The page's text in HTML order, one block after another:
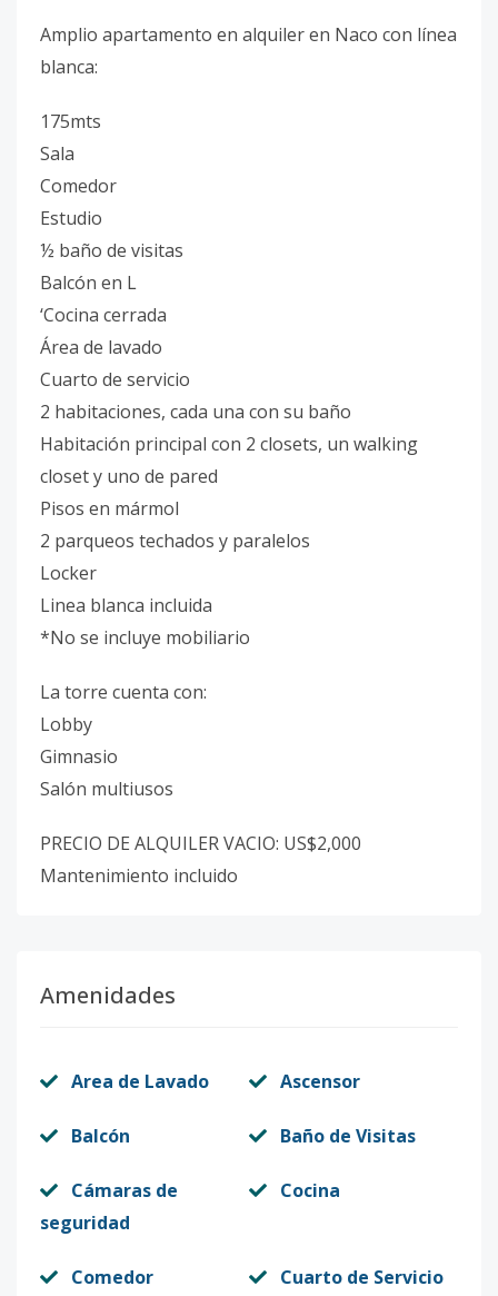
Amplio apartamento en alquiler en Naco con línea
blanca:
175mts
Sala
Comedor
Estudio
½ baño de visitas
Balcón en L
‘Cocina cerrada
Área de lavado
Cuarto de servicio
2 habitaciones, cada una con su baño
Habitación principal con 2 closets, un walking
closet y uno de pared
Pisos en mármol
2 parqueos techados y paralelos
Locker
Linea blanca incluida
*No se incluye mobiliario
La torre cuenta con:
Lobby
Gimnasio
Salón multiusos
PRECIO DE ALQUILER VACIO: US$2,000
Mantenimiento incluido
Amenidades
Area de Lavado Ascensor
Balcón Baño de Visitas
Cámaras de
seguridad
Cocina
Comedor Cuarto de Servicio